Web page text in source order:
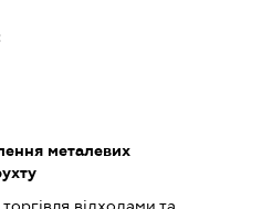
металевих